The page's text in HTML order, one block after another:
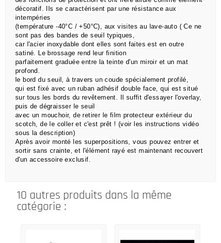
décoratif. Ils se caractérisent par une résistance aux
intempéries
(température -40°C / +50°C), aux visites au lave-auto ( Ce ne
sont pas des bandes de seuil typiques,
car l'acier inoxydable dont elles sont faites est en outre
satiné. Le brossage rend leur finition
parfaitement graduée entre la teinte d'un miroir et un mat
profond.
le bord du seuil, à travers un coude spécialement profilé,
qui estfixé avec un ruban adhésif double face,qui est situé
sur tous les bords du revêtement.
Il suffit d'essayer l'overlay,
puis de dégraisser le seuil
avec un mouchoir, de retirer le film protecteur extérieur du
scotch, de le coller et c'est prêt ! (voir les instructions vidéo
sous la description)
Après avoir monté les superpositions, vous pouvez entrer et
sortir sans crainte, et l'élément rayé est maintenant recouvert
d'un accessoire exclusif.
10 autres produits dans la même
catégorie :